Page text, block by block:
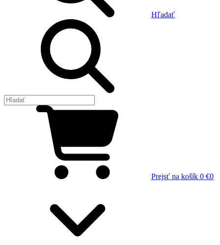
Hľadať
Prejsť na košík 0 €0